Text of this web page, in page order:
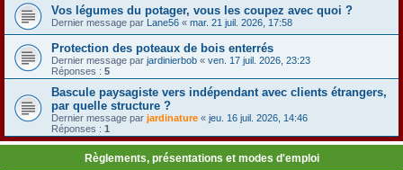
Vos légumes du potager, vous les coupez avec quoi ?
Dernier message par Lane56 « mar. 21 juil. 2026, 17:58
Protection des poteaux de bois enterrés
Dernier message par jardinierbob « ven. 17 juil. 2026, 23:23
Réponses : 5
Bascule paysagiste vers indépendant avec clients étrangers,
par quelle structure ?
Dernier message par jardinature « jeu. 16 juil. 2026, 14:46
Réponses : 1
Règlements, présentations et modes d'emploi